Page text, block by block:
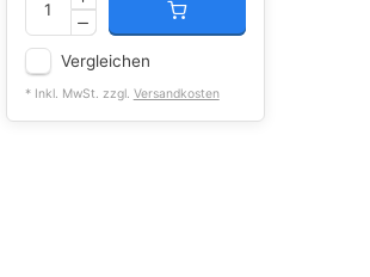
Vergleichen
* Inkl. MwSt. zzgl. Versandkosten